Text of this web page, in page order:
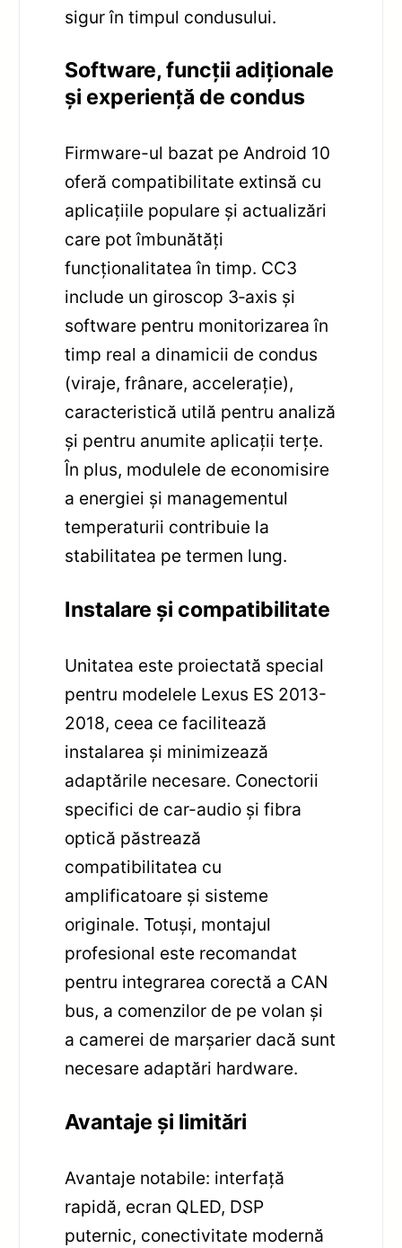
sigur în timpul condusului.
Software, funcții adiționale
și experiență de condus
Firmware-ul bazat pe Android 10
oferă compatibilitate extinsă cu
aplicațiile populare și actualizări
care pot îmbunătăți
funcționalitatea în timp. CC3
include un giroscop 3‑axis și
software pentru monitorizarea în
timp real a dinamicii de condus
(viraje, frânare, accelerație),
caracteristică utilă pentru analiză
și pentru anumite aplicații terțe.
În plus, modulele de economisire
a energiei și managementul
temperaturii contribuie la
stabilitatea pe termen lung.
Instalare și compatibilitate
Unitatea este proiectată special
pentru modelele Lexus ES 2013-
2018, ceea ce facilitează
instalarea și minimizează
adaptările necesare. Conectorii
specifici de car-audio și fibra
optică păstrează
compatibilitatea cu
amplificatoare și sisteme
originale. Totuși, montajul
profesional este recomandat
pentru integrarea corectă a CAN
bus, a comenzilor de pe volan și
a camerei de marșarier dacă sunt
necesare adaptări hardware.
Avantaje și limitări
Avantaje notabile: interfață
rapidă, ecran QLED, DSP
puternic, conectivitate modernă